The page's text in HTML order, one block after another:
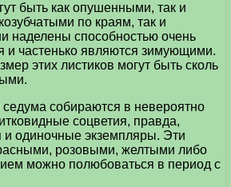
быть как опушенными, так и
по краям, так и
наделены способностью очень
и частенько являются зимующими.
этих листиков могут быть сколь
седума собираются в невероятно
соцветия, правда,
и одиночные экземпляры. Эти
розовыми, желтыми либо
можно полюбоваться в период с